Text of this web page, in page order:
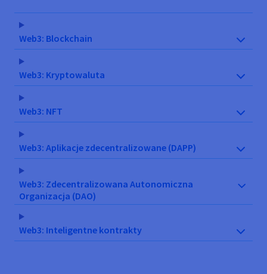
Web3: Blockchain
Web3: Kryptowaluta
Web3: NFT
Web3: Aplikacje zdecentralizowane (DAPP)
Web3: Zdecentralizowana Autonomiczna
Organizacja (DAO)
Web3: Inteligentne kontrakty